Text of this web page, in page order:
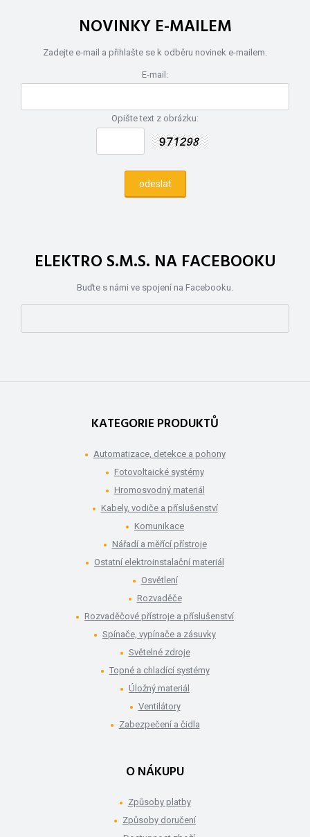
NOVINKY E-MAILEM
Zadejte e-mail a přihlašte se k odběru novinek e-mailem.
E-mail:
Opište text z obrázku:
ELEKTRO S.M.S. NA FACEBOOKU
Buďte s námi ve spojení na Facebooku.
KATEGORIE PRODUKTŮ
Automatizace, detekce a pohony
Fotovoltaické systémy
Hromosvodný materiál
Kabely, vodiče a příslušenství
Komunikace
Nářadí a měřící přístroje
Ostatní elektroinstalační materiál
Osvětlení
Rozvaděče
Rozvaděčové přístroje a příslušenství
Spínače, vypínače a zásuvky
Světelné zdroje
Topné a chladící systémy
Úložný materiál
Ventilátory
Zabezpečení a čidla
O NÁKUPU
Způsoby platby
Způsoby doručení